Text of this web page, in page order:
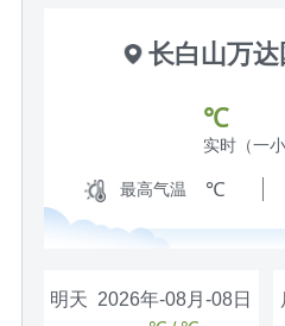
长白山万
℃
实时（一
最高气温 ℃
明天 2026年-08月-08日